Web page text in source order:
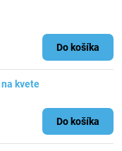
Do košíka
kvete
Do košíka